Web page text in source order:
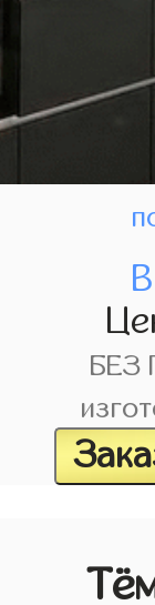
БЕЗ